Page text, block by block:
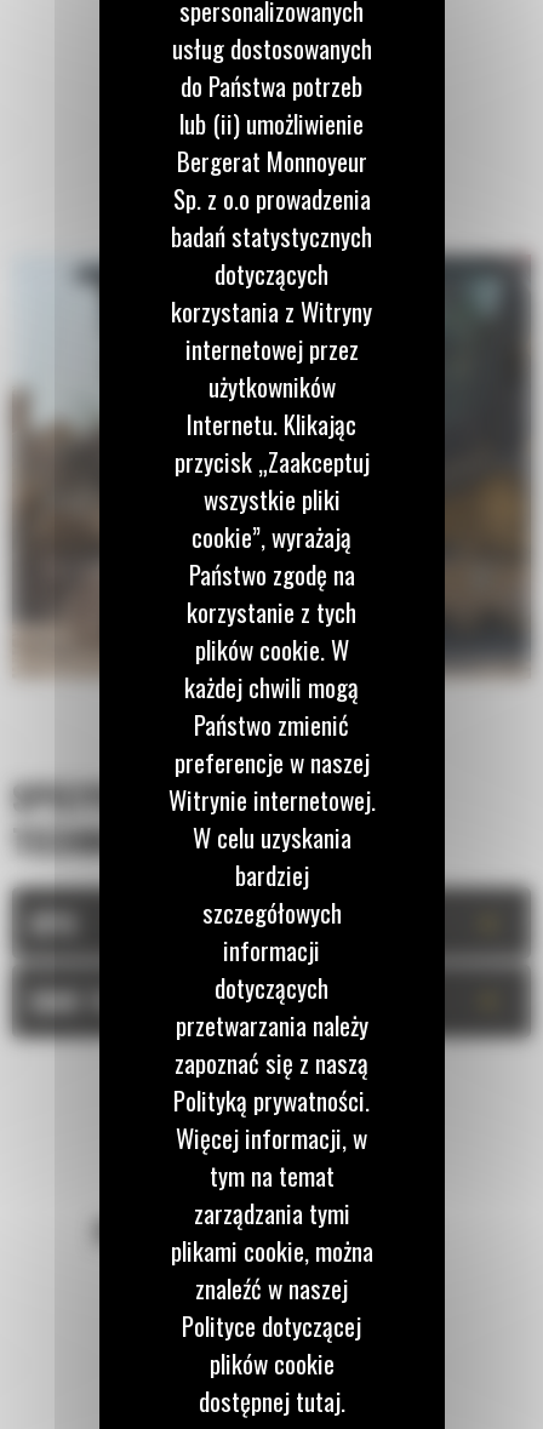
SPECYFIKACJA
TECHNICZNA
DANE TECHNICZNE
POZOSTAŃMY W KONTAKCIE
Zadzwoń do nas
spersonalizowanych
usług dostosowanych
do Państwa potrzeb
lub (ii) umożliwienie
Bergerat Monnoyeur
Sp. z o.o prowadzenia
badań statystycznych
dotyczących
korzystania z Witryny
internetowej przez
użytkowników
Internetu. Klikając
przycisk „Zaakceptuj
wszystkie pliki
cookie”, wyrażają
Państwo zgodę na
korzystanie z tych
plików cookie. W
każdej chwili mogą
Państwo zmienić
preferencje w naszej
Witrynie internetowej.
W celu uzyskania
bardziej
szczegółowych
informacji
dotyczących
przetwarzania należy
zapoznać się z naszą
Polityką prywatności.
Więcej informacji, w
tym na temat
zarządzania tymi
plikami cookie, można
znaleźć w naszej
Polityce dotyczącej
plików cookie
dostępnej tutaj.